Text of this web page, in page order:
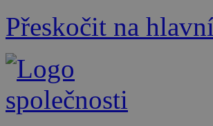
Přeskočit na